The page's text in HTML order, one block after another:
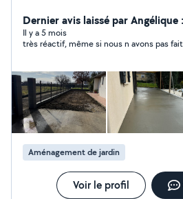
enrobé, piscine tout ce qui est lié
Dernier avis laissé par Angélique
Il y a 5 mois
très réactif, même si nous n avons pas
Aménagement de jardin
Voir le profil